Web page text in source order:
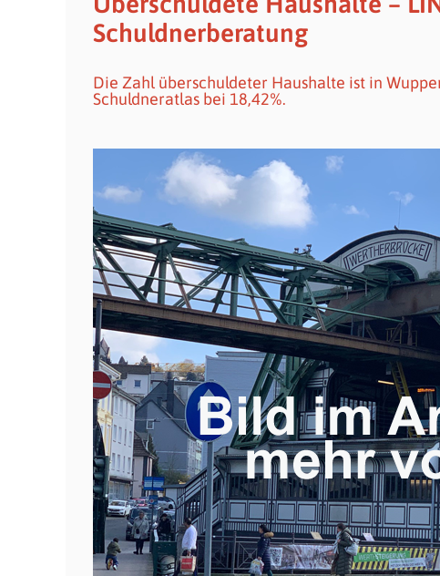
Schuldnerberatung
Die Zahl überschuldeter Haushalte ist in
Schuldneratlas bei 18,42%.